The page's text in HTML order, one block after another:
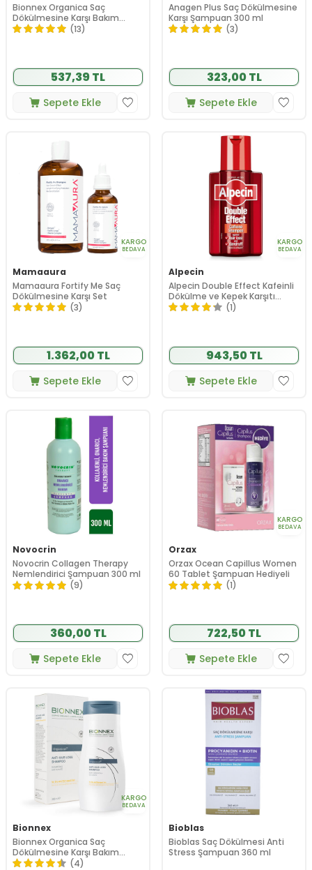
Bionnex Organica Saç
Dökülmesine Karşı Bakım
Şampuanı Yağlı Saçlar 300ml
(13)
537,39 TL
Sepete Ekle
Anagen Plus Saç Dökülmesine
Karşı Şampuan 300 ml
(3)
323,00 TL
Sepete Ekle
KARGO
BEDAVA
Mamaaura
Mamaaura Fortify Me Saç
Dökülmesine Karşı Set
(3)
1.362,00 TL
Sepete Ekle
KARGO
BEDAVA
Alpecin
Alpecin Double Effect Kafeinli
Dökülme ve Kepek Karşıtı
Şampuan 200 ml
(1)
943,50 TL
Sepete Ekle
Novocrin
Novocrin Collagen Therapy
Nemlendirici Şampuan 300 ml
(9)
360,00 TL
Sepete Ekle
KARGO
BEDAVA
Orzax
Orzax Ocean Capillus Women
60 Tablet Şampuan Hediyeli
(1)
722,50 TL
Sepete Ekle
KARGO
BEDAVA
Bionnex
Bionnex Organica Saç
Dökülmesine Karşı Bakım
Şampuanı Kuru Saçlar 300ml
(4)
Bioblas
Bioblas Saç Dökülmesi Anti
Stress Şampuan 360 ml